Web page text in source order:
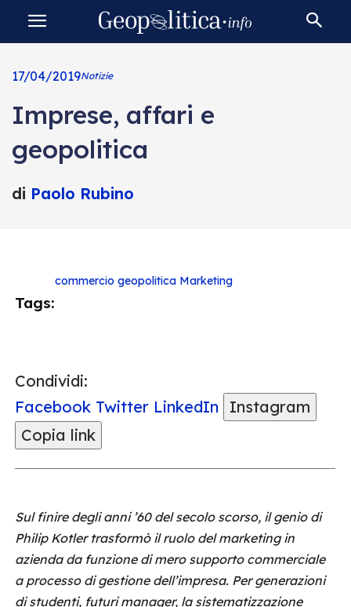
17/04/2019Notizie
Imprese, affari e
geopolitica
di Paolo Rubino
Tags:
commercio geopolitica Marketing
Condividi:
Facebook Twitter LinkedIn
Instagram
Copia link
Sul finire degli anni ’60 del secolo scorso, il genio di
Philip Kotler trasformò il ruolo del marketing in
azienda da funzione di mero supporto commerciale
a processo di gestione dell’impresa. Per generazioni
di studenti, futuri manager, la sistematizzazione